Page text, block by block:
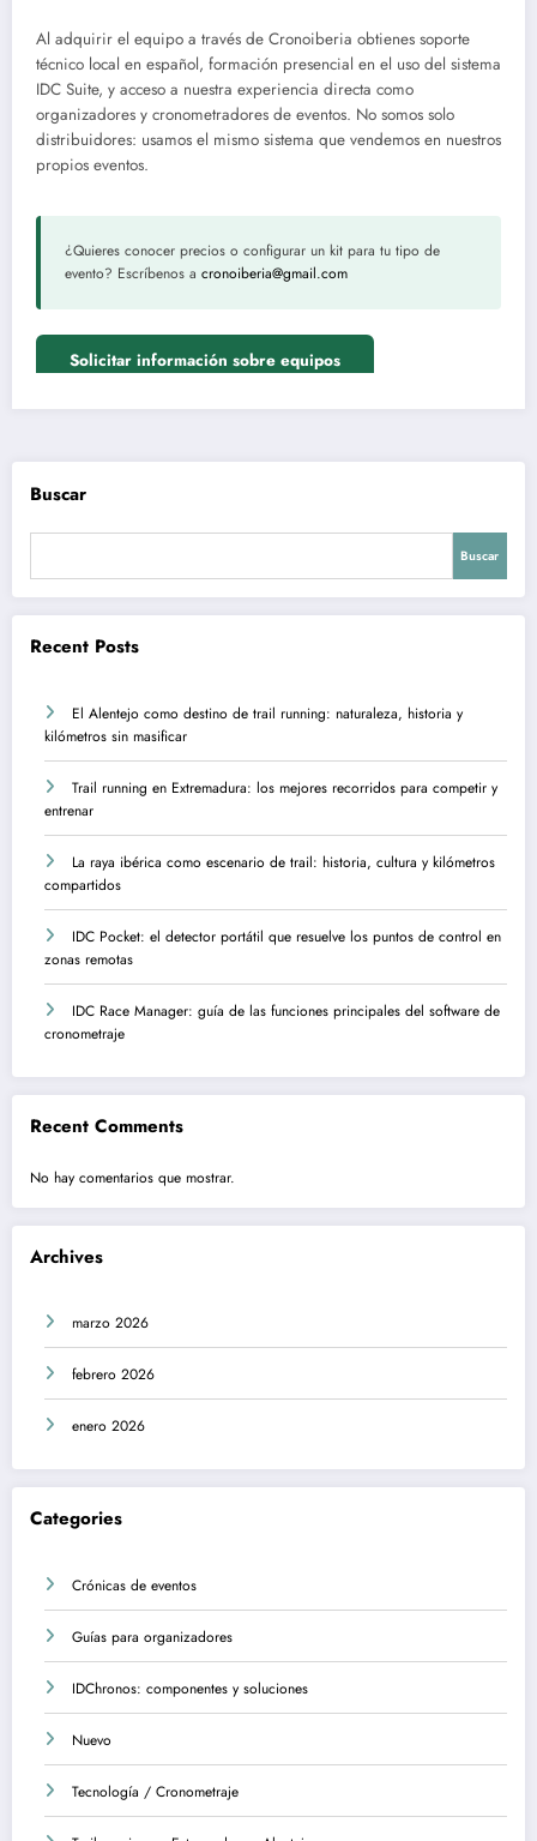
Al adquirir el equipo a través de Cronoiberia obtienes soporte
técnico local en español, formación presencial en el uso del sistema
IDC Suite, y acceso a nuestra experiencia directa como
organizadores y cronometradores de eventos. No somos solo
distribuidores: usamos el mismo sistema que vendemos en nuestros
propios eventos.
¿Quieres conocer precios o configurar un kit para tu tipo de
evento? Escríbenos a cronoiberia@gmail.com
Solicitar información sobre equipos
Buscar
Buscar
Recent Posts
El Alentejo como destino de trail running: naturaleza, historia y
kilómetros sin masificar
Trail running en Extremadura: los mejores recorridos para competir y
entrenar
La raya ibérica como escenario de trail: historia, cultura y kilómetros
compartidos
IDC Pocket: el detector portátil que resuelve los puntos de control en
zonas remotas
IDC Race Manager: guía de las funciones principales del software de
cronometraje
Recent Comments
No hay comentarios que mostrar.
Archives
marzo 2026
febrero 2026
enero 2026
Categories
Crónicas de eventos
Guías para organizadores
IDChronos: componentes y soluciones
Nuevo
Tecnología / Cronometraje